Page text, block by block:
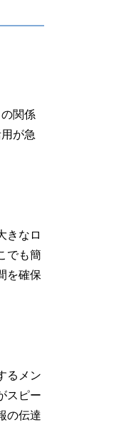
関係
が急
きなロ
でも簡
を確保
るメン
スピー
の伝達